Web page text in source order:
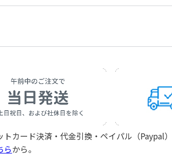
カード決済・代金引換・ペイパル（Paypal）
らから。